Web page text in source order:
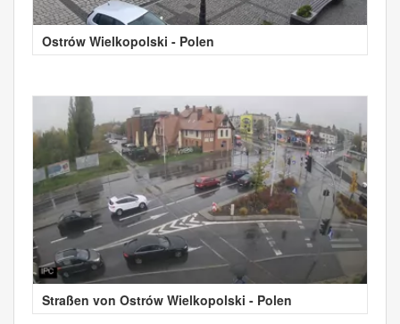
Ostrów Wielkopolski - Polen
Straßen von Ostrów Wielkopolski - Polen